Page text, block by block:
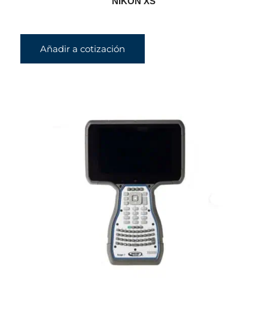
Añadir a cotización